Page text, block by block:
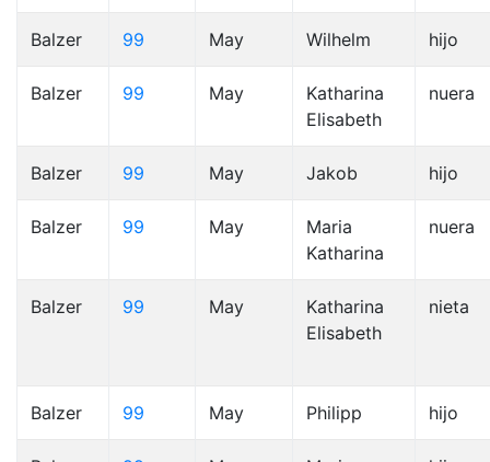
Balzer 99 May Wilhelm hijo
Balzer 99 May
Katharina
Elisabeth
nuera
Balzer 99 May Jakob hijo
Balzer 99 May
Maria
Katharina
nuera
Balzer 99 May
Katharina
Elisabeth
nieta
Balzer 99 May Philipp hijo